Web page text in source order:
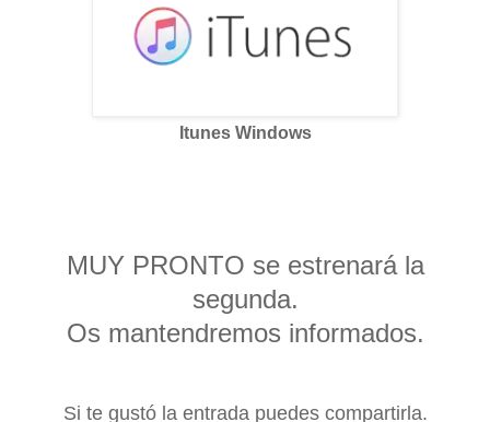
Itunes Windows
MUY PRONTO se estrenará la
segunda.
Os mantendremos informados.
Si te gustó la entrada puedes compartirla.